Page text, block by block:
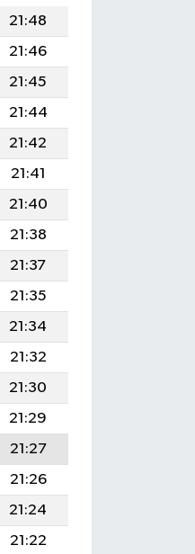
21:48
21:46
21:45
21:44
21:42
21:41
21:40
21:38
21:37
21:35
21:34
21:32
21:30
21:29
21:27
21:26
21:24
21:22